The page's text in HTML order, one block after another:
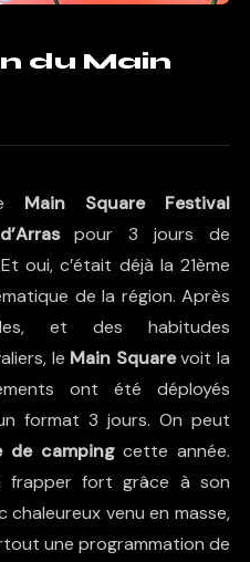
du Main
Main Square Festival
pour 3 jours de
oui, c’était déjà la 21ème
de la région. Après
et des habitudes
le Main Squarevoit la
ont été déployés
format 3 jours. On peut
de campingcette année.
frapper fort grâce à son
venu en masse,
une programmation de